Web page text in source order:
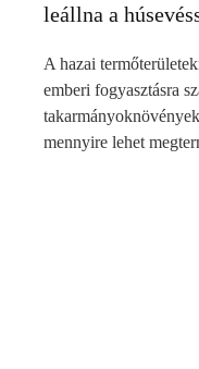
leállna a
A hazai
emberi fogyasztásra
mennyire lehet